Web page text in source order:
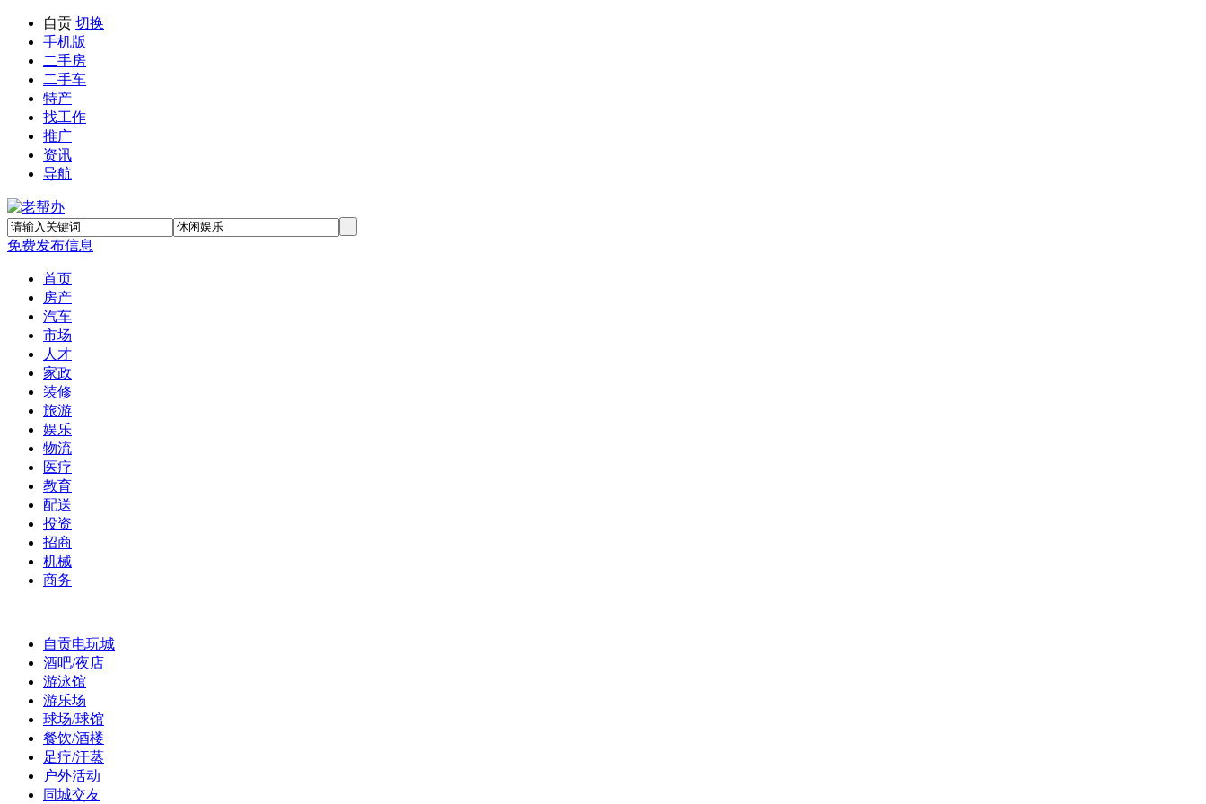
自贡 切换
手机版
二手房
二手车
特产
找工作
推广
资讯
导航
免费发布信息
首页
房产
汽车
市场
人才
家政
装修
旅游
娱乐
物流
医疗
教育
配送
投资
招商
机械
商务
自贡电玩城
酒吧/夜店
游泳馆
游乐场
球场/球馆
餐饮/酒楼
足疗/汗蒸
户外活动
同城交友